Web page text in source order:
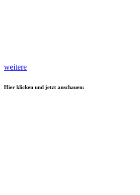
weitere
Hier klicken und jetzt anschauen: